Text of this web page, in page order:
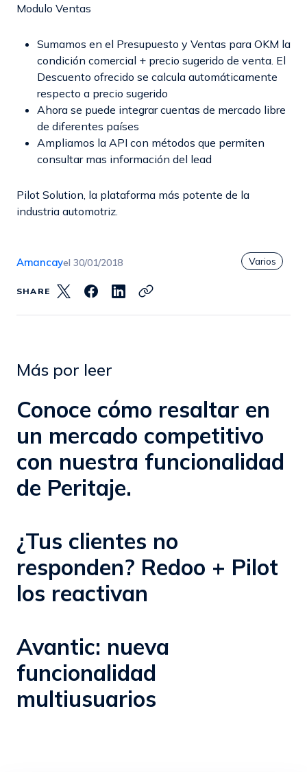
Modulo Ventas
Sumamos en el Presupuesto y Ventas para OKM la
condición comercial + precio sugerido de venta. El
Descuento ofrecido se calcula automáticamente
respecto a precio sugerido
Ahora se puede integrar cuentas de mercado libre
de diferentes países
Ampliamos la API con métodos que permiten
consultar mas información del lead
Pilot Solution, la plataforma más potente de la
industria automotriz.
Amancayel 30/01/2018 Varios
SHARE
Más por leer
Conoce cómo resaltar en
un mercado competitivo
con nuestra funcionalidad
de Peritaje.
¿Tus clientes no
responden? Redoo + Pilot
los reactivan
Avantic: nueva
funcionalidad
multiusuarios